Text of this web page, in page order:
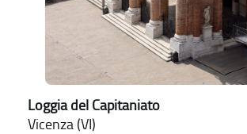
Loggia del Capitaniato
Vicenza (VI)